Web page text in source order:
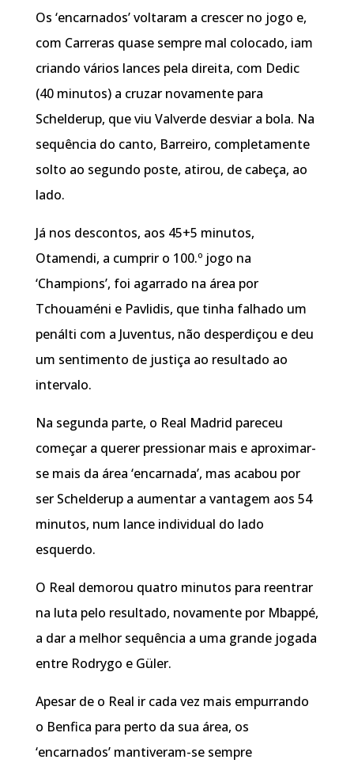
Os ‘encarnados’ voltaram a crescer no jogo e,
com Carreras quase sempre mal colocado, iam
criando vários lances pela direita, com Dedic
(40 minutos) a cruzar novamente para
Schelderup, que viu Valverde desviar a bola. Na
sequência do canto, Barreiro, completamente
solto ao segundo poste, atirou, de cabeça, ao
lado.
Já nos descontos, aos 45+5 minutos,
Otamendi, a cumprir o 100.º jogo na
‘Champions’, foi agarrado na área por
Tchouaméni e Pavlidis, que tinha falhado um
penálti com a Juventus, não desperdiçou e deu
um sentimento de justiça ao resultado ao
intervalo.
Na segunda parte, o Real Madrid pareceu
começar a querer pressionar mais e aproximar-
se mais da área ‘encarnada’, mas acabou por
ser Schelderup a aumentar a vantagem aos 54
minutos, num lance individual do lado
esquerdo.
O Real demorou quatro minutos para reentrar
na luta pelo resultado, novamente por Mbappé,
a dar a melhor sequência a uma grande jogada
entre Rodrygo e Güler.
Apesar de o Real ir cada vez mais empurrando
o Benfica para perto da sua área, os
‘encarnados’ mantiveram-se sempre